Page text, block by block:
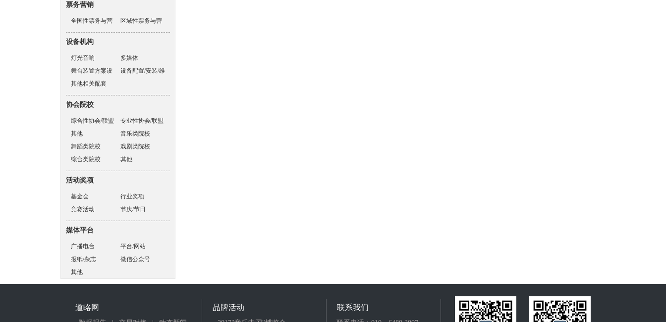
票务营销
全国性票务与营
销机构
区域性票务与营
销机构
设备机构
灯光音响
多媒体
舞台装置方案设
计
设备配置/安装/维
其他相关配套
协会院校
综合性协会/联盟
专业性协会/联盟
其他
音乐类院校
舞蹈类院校
戏剧类院校
综合类院校
其他
活动奖项
基金会
行业奖项
竞赛活动
节庆/节日
媒体平台
广播电台
平台/网站
报纸/杂志
微信公众号
其他
道略网 品牌活动 联系我们